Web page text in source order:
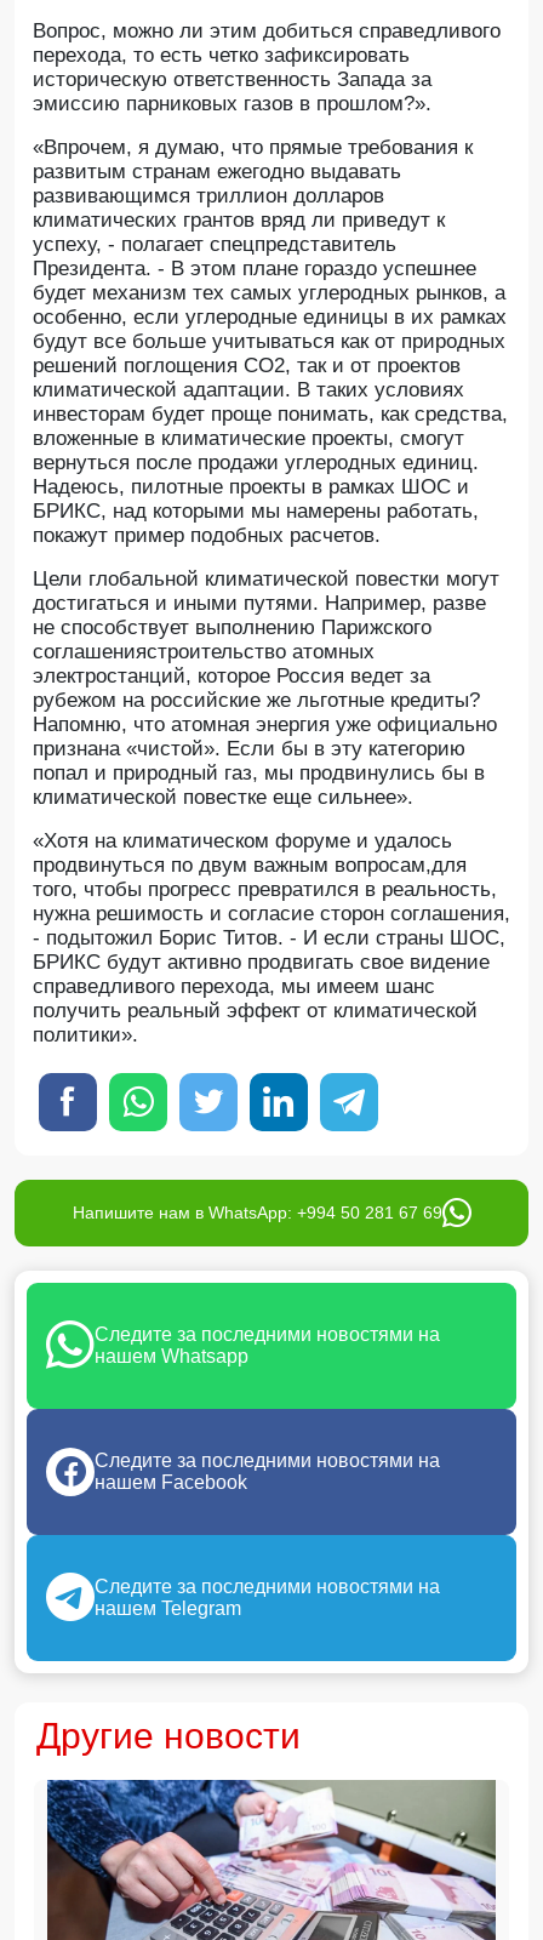
Вопрос, можно ли этим добиться справедливого
перехода, то есть четко зафиксировать
историческую ответственность Запада за
эмиссию парниковых газов в прошлом?».
«Впрочем, я думаю, что прямые требования к
развитым странам ежегодно выдавать
развивающимся триллион долларов
климатических грантов вряд ли приведут к
успеху, - полагает спецпредставитель
Президента. - В этом плане гораздо успешнее
будет механизм тех самых углеродных рынков, а
особенно, если углеродные единицы в их рамках
будут все больше учитываться как от природных
решений поглощения CO2, так и от проектов
климатической адаптации. В таких условиях
инвесторам будет проще понимать, как средства,
вложенные в климатические проекты, смогут
вернуться после продажи углеродных единиц.
Надеюсь, пилотные проекты в рамках ШОС и
БРИКС, над которыми мы намерены работать,
покажут пример подобных расчетов.
Цели глобальной климатической повестки могут
достигаться и иными путями. Например, разве
не способствует выполнению Парижского
соглашениястроительство атомных
электростанций, которое Россия ведет за
рубежом на российские же льготные кредиты?
Напомню, что атомная энергия уже официально
признана «чистой». Если бы в эту категорию
попал и природный газ, мы продвинулись бы в
климатической повестке еще сильнее».
«Хотя на климатическом форуме и удалось
продвинуться по двум важным вопросам,для
того, чтобы прогресс превратился в реальность,
нужна решимость и согласие сторон соглашения,
- подытожил Борис Титов. - И если страны ШОС,
БРИКС будут активно продвигать свое видение
справедливого перехода, мы имеем шанс
получить реальный эффект от климатической
политики».
Напишите нам в WhatsApp: +994 50 281 67 69
Следите за последними новостями на
нашем Whatsapp
Следите за последними новостями на
нашем Facebook
Следите за последними новостями на
нашем Telegram
Другие новости